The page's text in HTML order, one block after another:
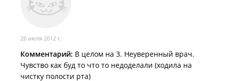
26 июля 2012 г.
Комментарий: В целом на 3. Неуверенный врач.
Чувство как буд то что то недоделали (ходила на
чистку полости рта)